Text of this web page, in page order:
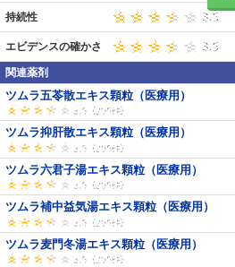
持続性
エビデンスの確かさ
関連薬剤
ツムラ五苓散エキス顆粒（医療用）
ツムラ抑肝散エキス顆粒（医療用）
ツムラ六君子湯エキス顆粒（医療用）
ツムラ補中益気湯エキス顆粒（医療用）
ツムラ麦門冬湯エキス顆粒（医療用）